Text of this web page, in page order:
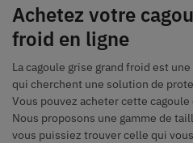
Achetez votre
froid en ligne
La cagoule grise grand froid est
qui cherchent une solution de
Vous pouvez acheter cette
Nous proposons une gamme de
vous puissiez trouver celle qui